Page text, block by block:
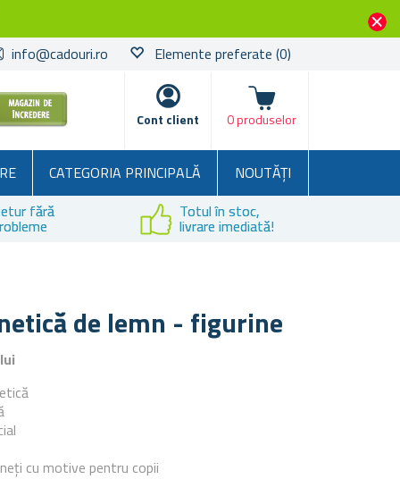
info@cadouri.ro Elemente preferate (0)
Cont client
Coșul
0 produselor
CATEGORIA PRINCIPALĂ
NOUTĂȚI
fără Totul în stoc,
livrare imediată!
de lemn - figurine
cu motive pentru copii